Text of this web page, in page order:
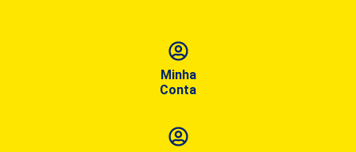
Minha
Conta